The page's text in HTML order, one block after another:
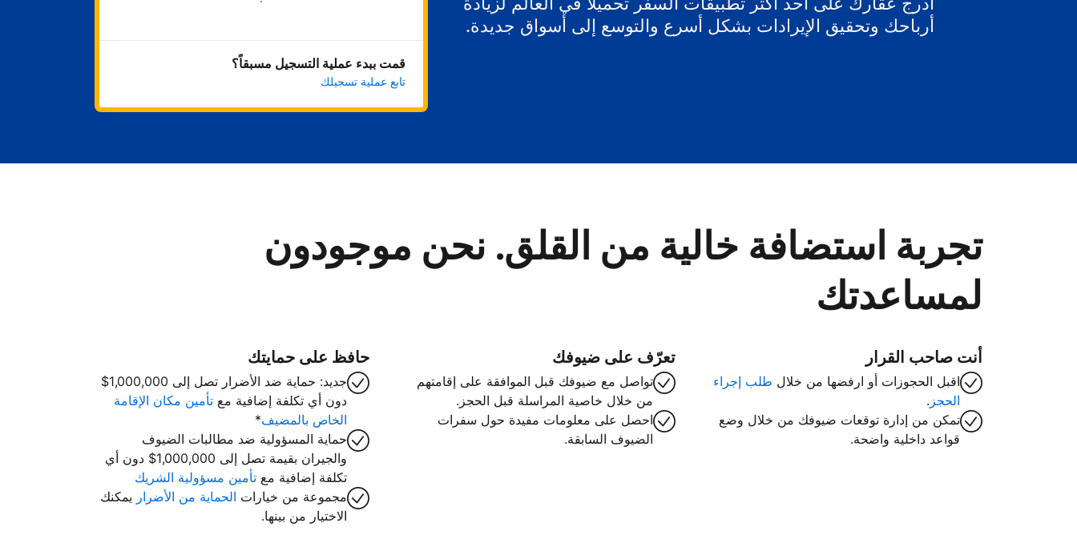
أرباحك وتحقيق الإيرادات بشكل أسرع والتوسع إلى أسواق جديدة.
قمت ببدء عملية التسجيل مسبقاً؟
تابع عملية تسجيلك
تجربة استضافة خالية من القلق. نحن موجودون
لمساعدتك
أنت صاحب القرار
اقبل الحجوزات أو ارفضها من خلال طلب إجراء
الحجز .
تمكن من إدارة توقعات ضيوفك من خلال وضع
قواعد داخلية واضحة.
تعرّف على ضيوفك
تواصل مع ضيوفك قبل الموافقة على إقامتهم
من خلال خاصية المراسلة قبل الحجز.
احصل على معلومات مفيدة حول سفرات
الضيوف السابقة.
حافظ على حمايتك
جديد: حماية ضد الأضرار تصل إلى 1,000,000$
دون أي تكلفة إضافية معتأمين مكان الإقامة
الخاص بالمضيف*
حماية المسؤولية ضد مطالبات الضيوف
والجيران بقيمة تصل إلى 1,000,000$ دون أي
تكلفة إضافية معتأمين مسؤولية الشريك
مجموعة من خيارات الحماية من الأضرار يمكنك
الاختيار من بينها.